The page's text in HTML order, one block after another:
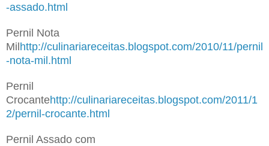
-assado.html
Pernil Nota
Mil http://culinariareceitas.blogspot.com/2010/11/pernil
-nota-mil.html
Pernil
Crocantehttp://culinariareceitas.blogspot.com/2011/1
2/pernil-crocante.html
Pernil Assado com